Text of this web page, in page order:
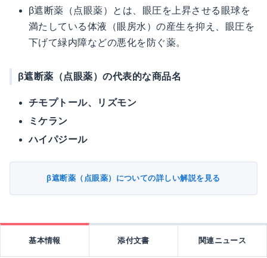
β遮断薬（点眼薬）とは、眼圧を上昇させる眼球を
満たしている体液（眼房水）の産生を抑え、眼圧を
下げて緑内障などの悪化を防ぐ薬。
β遮断薬（点眼薬）の代表的な商品名
チモプトール、リズモン
ミケラン
ハイパジール
β遮断薬（点眼薬）についての詳しい解説を見る
基本情報 添付文書 関連ニュース